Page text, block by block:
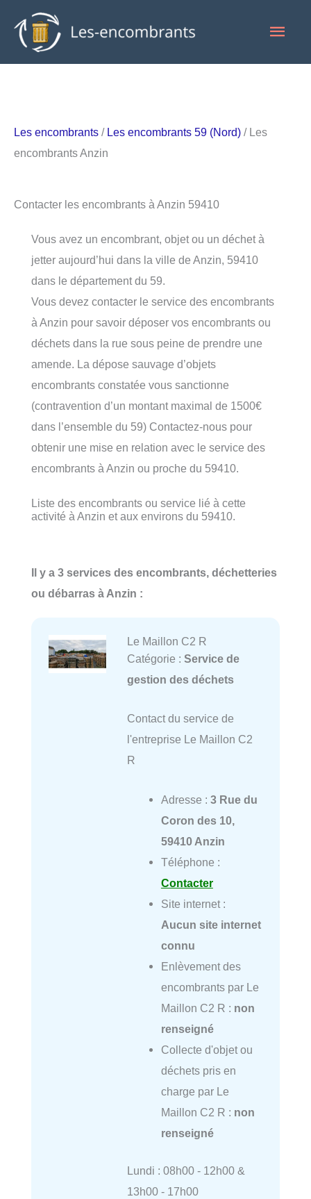
contenu
Les encombrants / Les encombrants 59 (Nord) / Les
encombrants Anzin
Contacter les encombrants à Anzin 59410
Vous avez un encombrant, objet ou un déchet à
jetter aujourd’hui dans la ville de Anzin, 59410
dans le département du 59.
Vous devez contacter le service des encombrants
à Anzin pour savoir déposer vos encombrants ou
déchets dans la rue sous peine de prendre une
amende. La dépose sauvage d’objets
encombrants constatée vous sanctionne
(contravention d’un montant maximal de 1500€
dans l’ensemble du 59) Contactez-nous pour
obtenir une mise en relation avec le service des
encombrants à Anzin ou proche du 59410.
Liste des encombrants ou service lié à cette
activité à Anzin et aux environs du 59410.
Il y a 3 services des encombrants, déchetteries
ou débarras à Anzin :
Le Maillon C2 R
Catégorie : Service de
gestion des déchets
Contact du service de
l'entreprise Le Maillon C2
R
Adresse : 3 Rue du
Coron des 10,
59410 Anzin
Téléphone :
Contacter
Site internet :
Aucun site internet
connu
Enlèvement des
encombrants par Le
Maillon C2 R : non
renseigné
Collecte d'objet ou
déchets pris en
charge par Le
Maillon C2 R : non
renseigné
Lundi : 08h00 - 12h00 &
13h00 - 17h00